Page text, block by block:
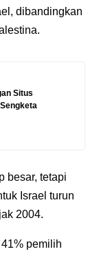
dibandingkan
Situs
besar, tetapi
Israel turun
2004.
pemilih